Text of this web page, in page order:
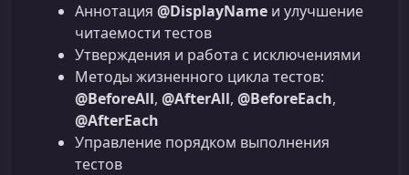
Аннотация @DisplayName и улучшение
читаемости тестов
Утверждения и работа с исключениями
Методы жизненного цикла тестов:
@BeforeAll, @AfterAll, @BeforeEach,
@AfterEach
Управление порядком выполнения
тестов